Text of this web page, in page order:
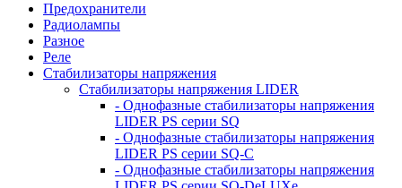
Предохранители
Радиолампы
Разное
Реле
Стабилизаторы напряжения
Стабилизаторы напряжения LIDER
- Однофазные стабилизаторы напряжения
LIDER PS серии SQ
- Однофазные стабилизаторы напряжения
LIDER PS серии SQ-C
- Однофазные стабилизаторы напряжения